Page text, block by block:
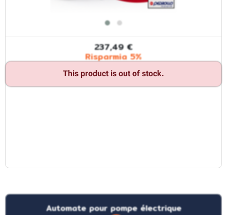
237,49 €
Risparmia 5%
This product is out of stock.
Automate pour pompe électrique